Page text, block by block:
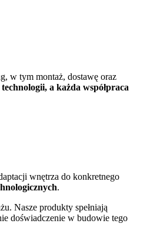
w tym montaż, dostawę oraz
a każda współpraca
wnętrza do konkretnego
.
Nasze produkty spełniają
doświadczenie w budowie tego